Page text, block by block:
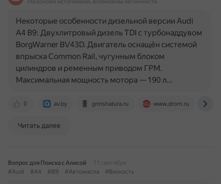
На основе источников, возможны неточности
0 av.by grinshatura.ru www.drom.ru
Некоторые особенности дизельной версии Audi
A4 B9: Двухлитровый дизель TDI с турбонаддувом
BorgWarner BV43D. Двигатель оснащён системой
впрыска Common Rail, чугунным блоком
цилиндров и ременным приводом ГРМ.
Максимальная мощность мотора — 190 л…
Читать далее
Вопрос для Поиска с Алисой
11 сентября
#Audi
#A4 #B9 #Автомасла #Вязкость